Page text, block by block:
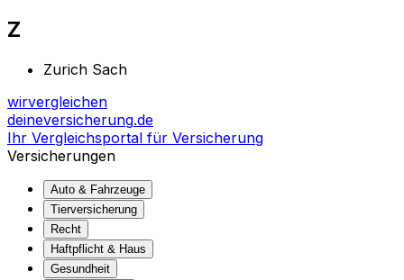
Z
Zurich Sach
wirvergleichen
deineversicherung.de
Ihr Vergleichsportal für Versicherung
Versicherungen
Auto & Fahrzeuge
Tierversicherung
Recht
Haftpflicht & Haus
Gesundheit